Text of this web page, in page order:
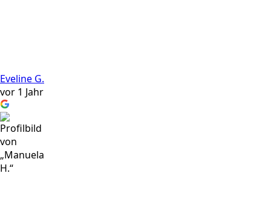
Eveline G.
vor 1 Jahr